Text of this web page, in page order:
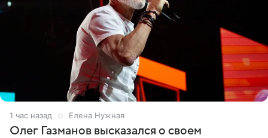
1 час назад Елена Нужная
Олег Газманов высказался о своем